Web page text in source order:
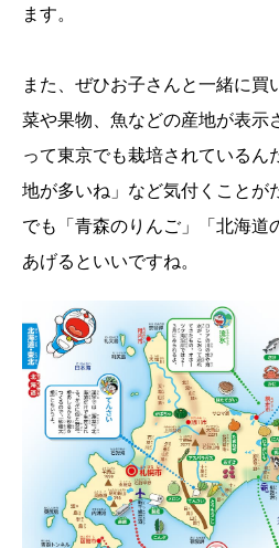
ます。
また、ぜひお子さんと一緒に買
菜や果物、魚などの産地が表示
って東京でも栽培されているん
地が多いね」など気付くことが
でも「青森のりんご」「北海道
あげるといいですね。